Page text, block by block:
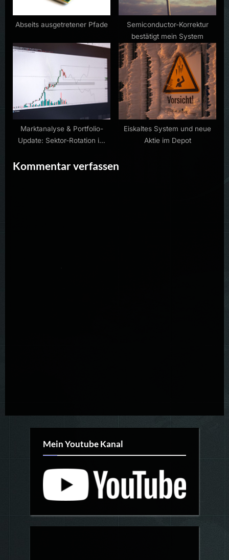
Abseits ausgetretener Pfade
Semiconductor-Korrektur
bestätigt mein System
Marktanalyse & Portfolio-
Update: Sektor-Rotation im
Eiskaltes System und neue
Aktie im Depot
Kommentar verfassen
Mein Youtube Kanal